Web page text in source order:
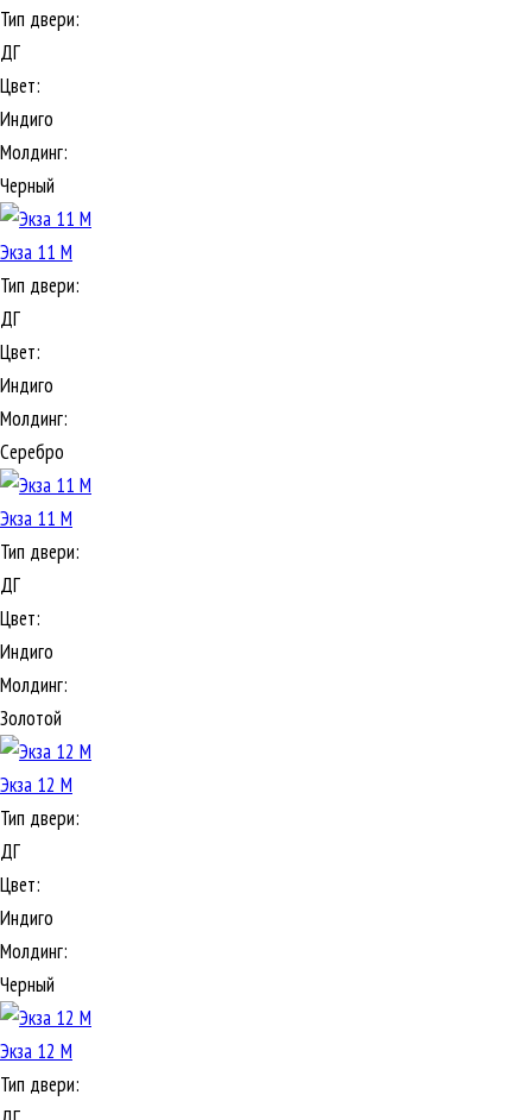
Тип двери:
ДГ
Цвет:
Индиго
Молдинг:
Черный
Экза 11 М
Тип двери:
ДГ
Цвет:
Индиго
Молдинг:
Серебро
Экза 11 М
Тип двери:
ДГ
Цвет:
Индиго
Молдинг:
Золотой
Экза 12 М
Тип двери:
ДГ
Цвет:
Индиго
Молдинг:
Черный
Экза 12 М
Тип двери: